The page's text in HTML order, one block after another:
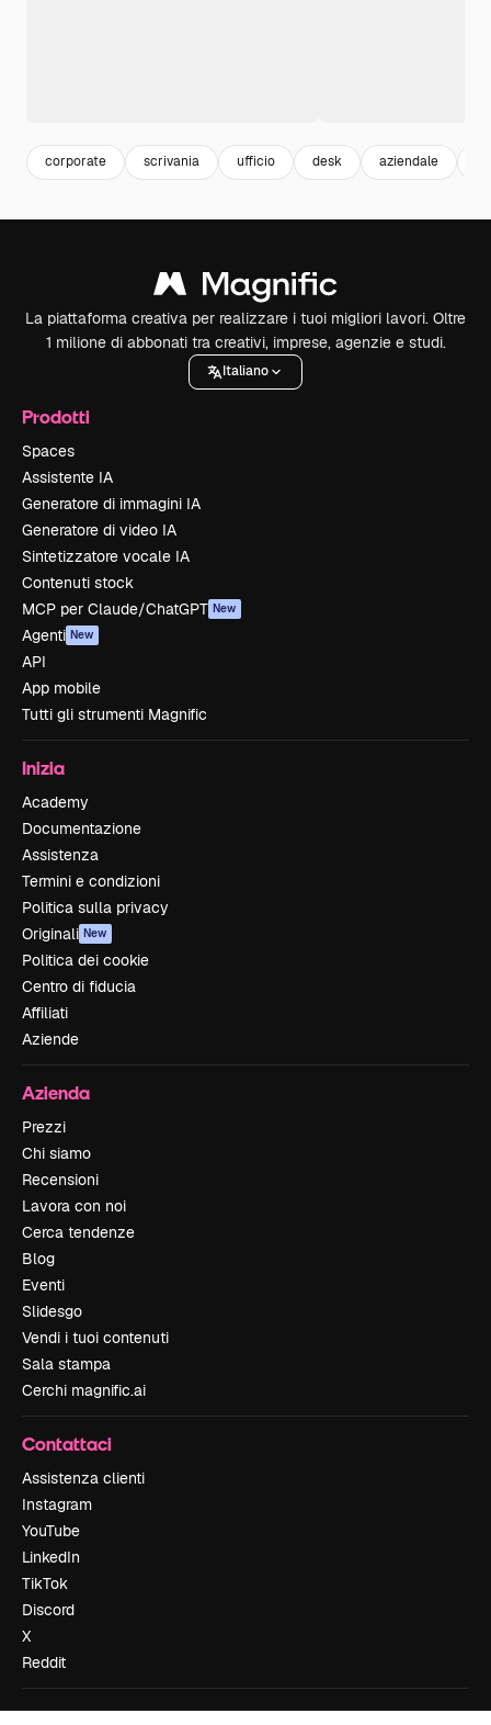
corporate scrivania ufficio desk aziendale
La piattaforma creativa per realizzare i tuoi migliori lavori. Oltre
1 milione di abbonati tra creativi, imprese, agenzie e studi.
Italiano
Prodotti
Spaces
Assistente IA
Generatore di immagini IA
Generatore di video IA
Sintetizzatore vocale IA
Contenuti stock
MCP per Claude/ChatGPT New
Agenti New
API
App mobile
Tutti gli strumenti Magnific
Inizia
Academy
Documentazione
Assistenza
Termini e condizioni
Politica sulla privacy
Originali New
Politica dei cookie
Centro di fiducia
Affiliati
Aziende
Azienda
Prezzi
Chi siamo
Recensioni
Lavora con noi
Cerca tendenze
Blog
Eventi
Slidesgo
Vendi i tuoi contenuti
Sala stampa
Cerchi magnific.ai
Contattaci
Assistenza clienti
Instagram
YouTube
LinkedIn
TikTok
Discord
X
Reddit